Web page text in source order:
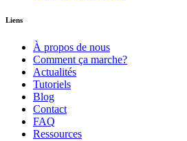
Liens
À propos de nous
Comment ça marche?
Actualités
Tutoriels
Blog
Contact
FAQ
Ressources